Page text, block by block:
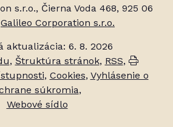
s.r.o., Čierna Voda 468, 925 06
Galileo Corporation s.r.o.
aktualizácia: 6. 8. 2026
, Štruktúra stránok, RSS, Vytlačiť
, Cookies, Vyhlásenie o
súkromia,
Webové sídlo